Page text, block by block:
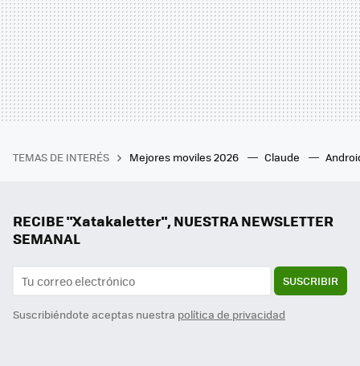
TEMAS DE INTERÉS Mejores moviles 2026 Claude
RECIBE "Xatakaletter", NUESTRA NEWSLETTER
SEMANAL
SUSCRIBIR
Suscribiéndote aceptas nuestra política de privacidad